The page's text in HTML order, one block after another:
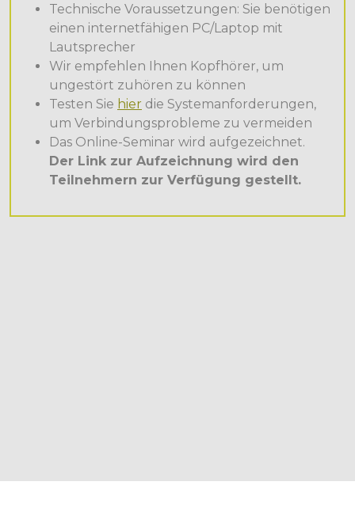
Technische Voraussetzungen: Sie benötigen
einen internetfähigen PC/Laptop mit
Lautsprecher
Wir empfehlen Ihnen Kopfhörer, um
ungestört zuhören zu können
Testen Sie hier die Systemanforderungen,
um Verbindungsprobleme zu vermeiden
Das Online-Seminar wird aufgezeichnet.
Der Link zur Aufzeichnung wird den
Teilnehmern zur Verfügung gestellt.